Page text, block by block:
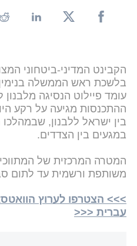
הקבינט המדיני-ביטחוני
בלשכת ראש הממשלה
עומד פיילוט הנסיגה
ההתכנסות מגיעה על רקע
בין ישראל ללבנון,
במגעים בין הצדדים.
המטרה המרכזית של
משותפת ורשמית עד לתום
עברית <<<